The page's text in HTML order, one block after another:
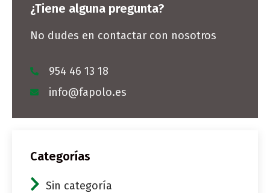
¿Tiene alguna pregunta?
No dudes en contactar con nosotros
954 46 13 18
info@fapolo.es
Categorías
Sin categoría